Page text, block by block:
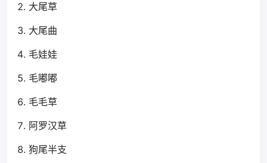
大尾草
大尾曲
毛娃娃
毛嘟嘟
毛毛草
阿罗汉草
狗尾半支